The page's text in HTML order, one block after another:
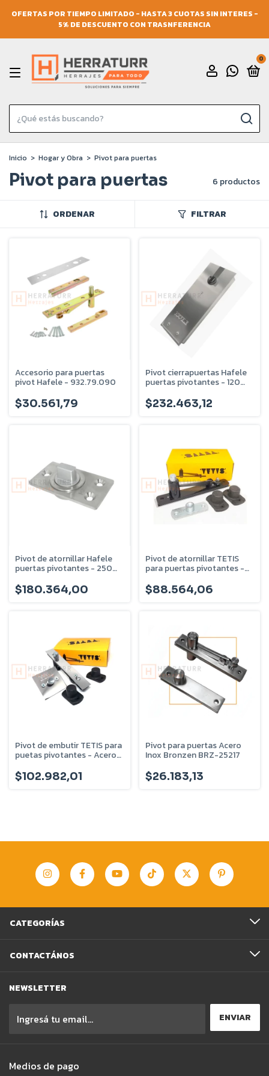
OFERTAS POR TIEMPO LIMITADO - HASTA 3 CUOTAS SIN INTERES -
5% DE DESCUENTO CON TRASNFERENCIA
0
Inicio > Hogar y Obra > Pivot para puertas
Pivot para puertas 6 productos
ORDENAR FILTRAR
Accesorio para puertas
pivot Hafele - 932.79.090
$30.561,79
Pivot cierrapuertas Hafele
puertas pivotantes - 120
$232.463,12
Pivot de atornillar Hafele
puertas pivotantes - 250
$180.364,00
Pivot de atornillar TETIS
para puertas pivotantes -
$88.564,06
Pivot de embutir TETIS para
puetas pivotantes - Acero
$102.982,01
Pivot para puertas Acero
Inox Bronzen BRZ-25217
$26.183,13
CATEGORÍAS
CONTACTÁNOS
NEWSLETTER
Medios de pago